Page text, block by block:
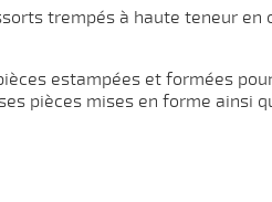
trempés à haute teneur en
estampées et formées
pièces mises en forme ainsi